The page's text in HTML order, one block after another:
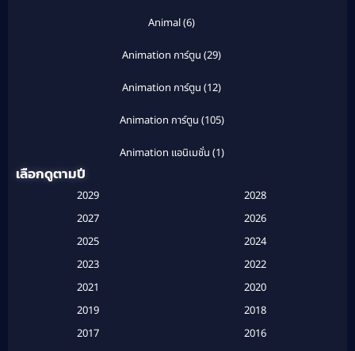
Animal(6)
Animation การ์ตูน (29)
Animation การ์ตูน (12)
Animation การ์ตูน (105)
Animation แอนิเมชั่น (1)
Based on a True Story สร้างจากเรื่องจริง(2)
Based on a True Story เรื่องจริง (20)
เลือกดูตามปี
2029
2028
2027
2026
2025
2024
2023
2022
2021
2020
2019
2018
2017
2016